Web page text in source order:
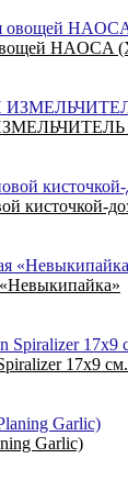
HAOCA
кисточкой-
17х9
Garlic)